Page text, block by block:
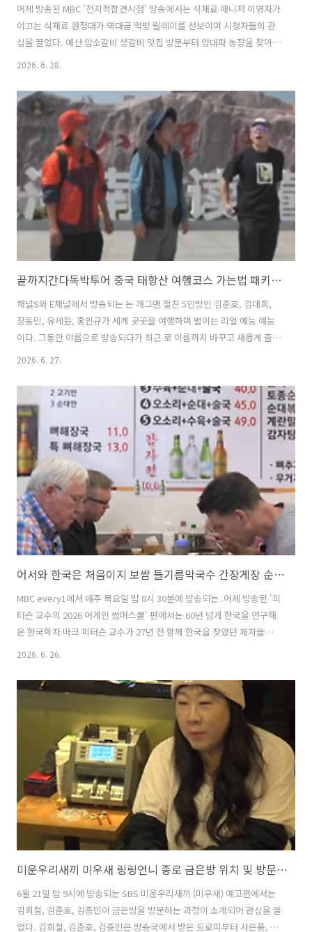
어제 방송된 MBC '전지적참견시점' 방송에서는 식재료 매니저 이영자가
이끄는 식재료 원정대가 역대급 먹방 릴레이를 선보이며 시청자들의 관
심을 끌었다. 예산 암소갈비 생갈비 맛집 방문부터 양대파 농장을 찾아
양대파 김치를 담고 삼겹살과 곱창 파티가 펼쳐졌다. 특히 예약해야만 맛
대한 관심도 높아졌다. 이번 글에서는 전지적참겨시점 전참시에서 이영
자, 전현무, 양세형이 방문했던 예산의 양념갈비 생갈비 맛집에 대해 자
세히 알아본다. 1. 전지적참견시점 전참시 이영자 예산 양념갈비 생갈비
맛집은 어디?전지적참견시점 전참시 방송에서 이영자의 예산 양념갈비
생갈비 맛집으로 소개된 곳은 '소복갈비'이다. 1940년대에 개업하여 무
려 80년이 넘..
2026. 6. 28.
끝까지간다독박투어 중국 태항산 여행코스 가는법 패키지 상품 비교 총정리
채널S와 E채널에서 방송되는 는 개그맨 절친 5인방인 김준호, 김대희,
장동민, 유세윤, 홍인규가 세계 곳곳을 여행하며 벌이는 리얼 예능 예능
이다. 그동안 이름으로 방송되다가 최근 로 이름까지 바꾸고 새롭게 출발
유지되었다. 멤버들은 해외 명소와 현지 맛집을 탐방하는 것을 물론, 독
박자가 수행해야 하는 기상천외한 벌칙까지 선보이며 웃음을 선사한다.
이번 주는 멤버들이 여행을 떠난 곳은 중국의 그래드 캐니언이라고 불리
는 태항산이었다. 이번 글에서는 독박투어에서 소개된 여행지 중국 태항
산과 태항산 가는 방법, 그리고 태항산 패키지 상품 선택 방법에 대해 자
세히 ..
2026. 6. 27.
어서와 한국은 처음이지 보쌈 들기름막국수 간장게장 순대국 맛집 위치 총정리 feat. 피터슨 교수
MBC every1에서 매주 목요일 밤 8시 30분에 방송되는 .어제 방송된 '피
터슨 교수의 2026 어게인 썸머스쿨' 편에서는 60년 넘게 한국을 연구해
온 한국학자 마크 피터슨 교수가 27년 전 함께 한국을 찾았던 제자들과
다시 모여 특별한 역사 여행을 떠났다. 이들은 전쟁기념관과 창경궁, 서
의 발전상을 되새겼다. 또한 뼈해장국, 순대국, 보쌈, 들기름막국수 등 다
양한 한식을 맛보며 한국 문화의 매력을 다시 체험하는 뜻깊은 시간을 가
졌다. 이번 글에서는 이번 어서와 한국은 처음이지 피터슨 교수 편에서
소개된 뼈해장국, 순대국, 보쌈, 들기름막국수 맛집부터 지난 방송에서
도 이들이 방문했던 간장게장 맛집까지 함께 알아본다. 1. 어..
2026. 6. 26.
미운우리새끼 미우새 링링언니 종로 금은방 위치 및 방문팁 feat. 김희철 금목걸이
6월 21일 밤 9시에 방송되는 SBS 미운우리새끼 (미우새) 예고편에서는
김희철, 김준호, 김종민이 금은방을 방문하는 과정이 소개되어 관심을 끌
었다. 김희철, 김준호, 김중민은 방송국에서 받은 트로피부터 사은품, 그